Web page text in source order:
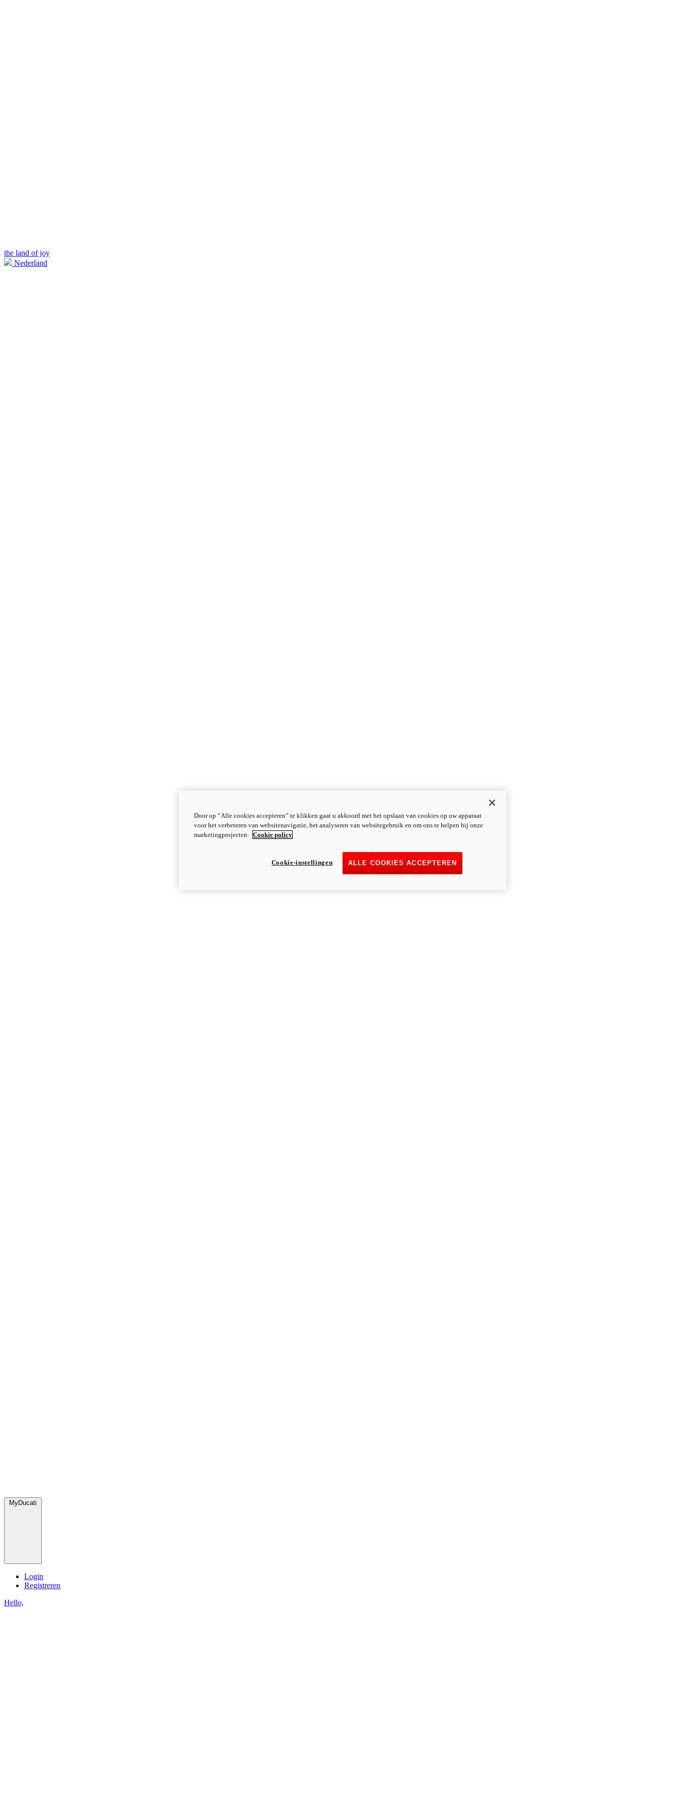
the land of joy
Nederland
MyDucati
Login
Registreren
Hello,
Door op “Alle cookies accepteren” te klikken gaat u akkoord met het opslaan van cookies op uw apparaat
voor het verbeteren van websitenavigatie, het analyseren van websitegebruik en om ons te helpen bij onze
marketingprojecten. Cookie policy
ALLE COOKIES ACCEPTEREN
Cookie-instellingen